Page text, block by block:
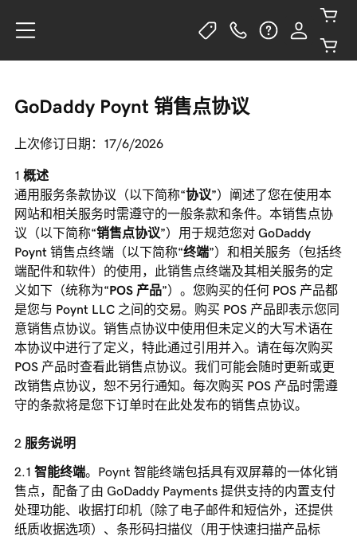
GoDaddy Poynt 销售点协议
上次修订日期：17/6/2026
概述
通用服务条款协议（以下简称“协议”）阐述了您在使用本
网站和相关服务时需遵守的一般条款和条件。本销售点协
议（以下简称“销售点协议”）用于规范您对 GoDaddy
Poynt 销售点终端（以下简称“终端”）和相关服务（包括终
端配件和软件）的使用，此销售点终端及其相关服务的定
义如下（统称为“POS 产品”）。您购买的任何 POS 产品都
是您与 Poynt LLC 之间的交易。购买 POS 产品即表示您同
意销售点协议。销售点协议中使用但未定义的大写术语在
本协议中进行了定义，特此通过引用并入。请在每次购买
POS 产品时查看此销售点协议。我们可能会随时更新或更
改销售点协议，恕不另行通知。每次购买 POS 产品时需遵
守的条款将是您下订单时在此处发布的销售点协议。
服务说明
智能终端。Poynt 智能终端包括具有双屏幕的一体化销
售点，配备了由 GoDaddy Payments 提供支持的内置支付
处理功能、收据打印机（除了电子邮件和短信外，还提供
纸质收据选项）、条形码扫描仪（用于快速扫描产品标